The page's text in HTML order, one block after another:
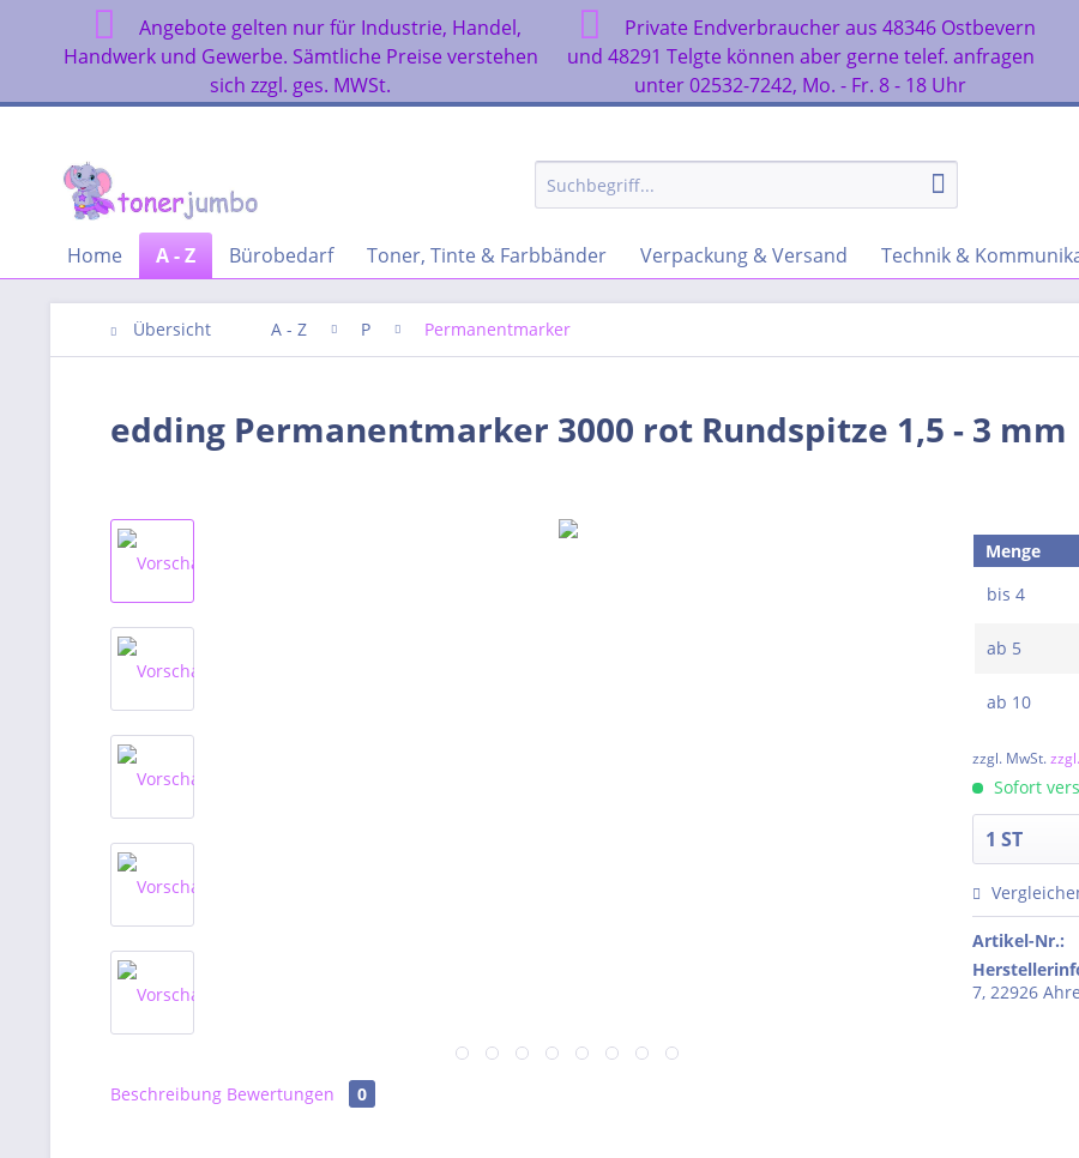
Angebote gelten nur für Industrie, Handel,
Handwerk und Gewerbe. Sämtliche Preise verstehen
sich zzgl. ges. MWSt.
Private Endverbraucher aus 48346 Ostbevern
und 48291 Telgte können aber gerne telef. anfragen
unter 02532-7242, Mo. - Fr. 8 - 18 Uhr
Home A - Z Bürobedarf Toner, Tinte & Farbbänder Verpackung & Versand Technik &
Übersicht A - Z P Permanentmarker
edding Permanentmarker 3000 rot Rundspitze 1,5 - 3 mm
Menge
bis4
ab 5
ab 10
zzgl. MwSt.
Sofort
Artikel-Nr.:
7, 22926
Beschreibung Bewertungen 0